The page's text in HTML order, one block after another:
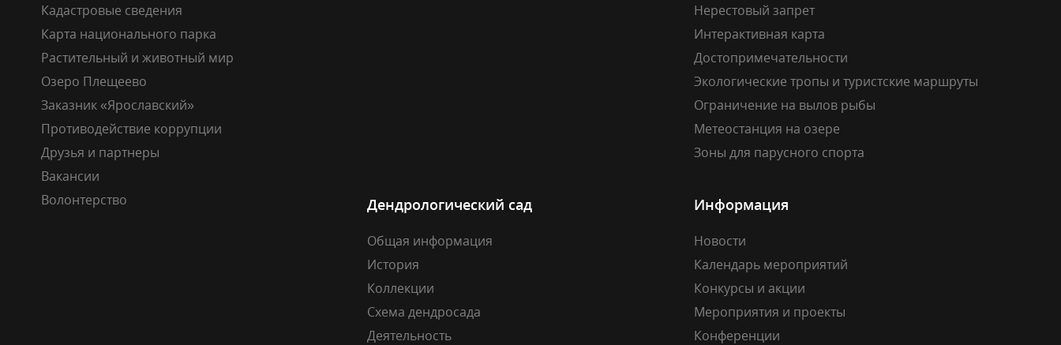
Кадастровые сведения
Карта национального парка
Растительный и животный мир
Озеро Плещеево
Заказник «Ярославский»
Противодействие коррупции
Друзья и партнеры
Вакансии
Волонтерство
Нерестовый запрет
Интерактивная карта
Достопримечательности
Экологические тропы и туристские маршруты
Ограничение на вылов рыбы
Метеостанция на озере
Зоны для парусного спорта
Дендрологический сад
Общая информация
История
Коллекции
Схема дендросада
Деятельность
Информация
Новости
Календарь мероприятий
Конкурсы и акции
Мероприятия и проекты
Конференции